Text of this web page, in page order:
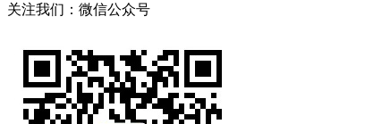
关注我们：微信公众号